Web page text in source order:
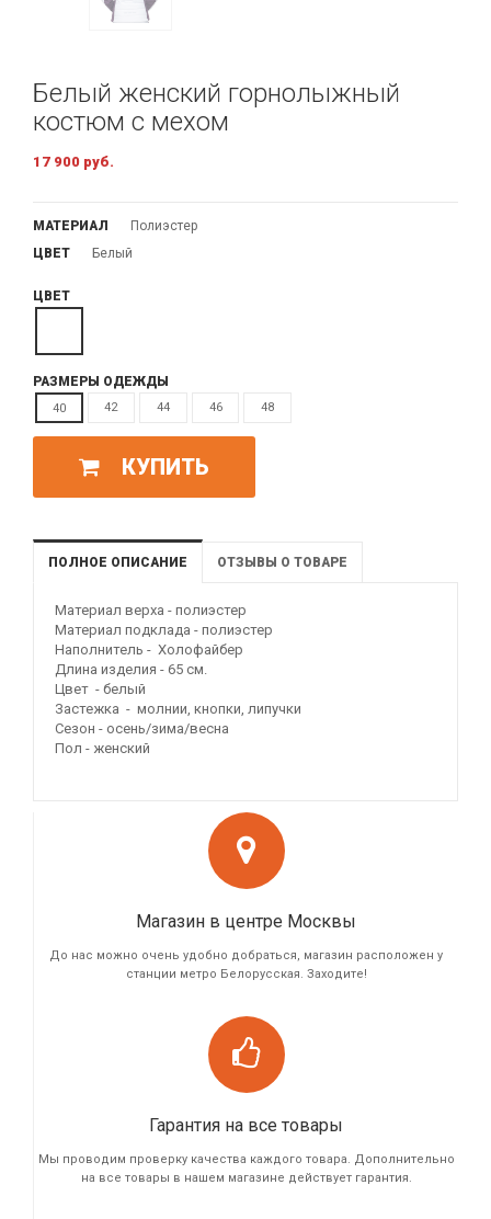
Белый женский горнолыжный
костюм с мехом
17 900 руб.
МАТЕРИАЛ
Полиэстер
ЦВЕТ
Белый
ЦВЕТ
РАЗМЕРЫ ОДЕЖДЫ
40 42 44 46 48
КУПИТЬ
ПОЛНОЕ ОПИСАНИЕ ОТЗЫВЫ О ТОВАРЕ
Материал верха - полиэстер
Материал подклада - полиэстер
Наполнитель - Холофайбер
Длина изделия - 65 см.
Цвет - белый
Застежка - молнии, кнопки, липучки
Сезон - осень/зима/весна
Пол - женский
Магазин в центре Москвы
До нас можно очень удобно добраться, магазин расположен у
станции метро Белорусская. Заходите!
Гарантия на все товары
Мы проводим проверку качества каждого товара. Дополнительно
на все товары в нашем магазине действует гарантия.